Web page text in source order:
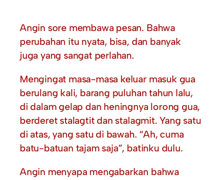
Angin sore membawa pesan. Bahwa
perubahan itu nyata, bisa, dan banyak
juga yang sangat perlahan.
Mengingat masa-masa keluar masuk gua
berulang kali, barang puluhan tahun lalu,
di dalam gelap dan heningnya lorong gua,
berderet stalagtit dan stalagmit. Yang satu
di atas, yang satu di bawah. “Ah, cuma
batu-batuan tajam saja”, batinku dulu.
Angin menyapa mengabarkan bahwa